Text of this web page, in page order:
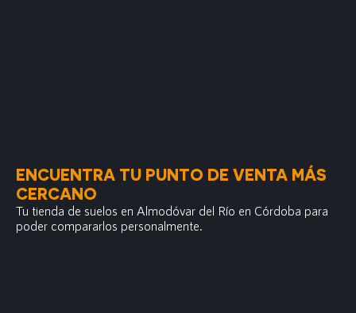
ENCUENTRA TU PUNTO DE VENTA MÁS
CERCANO
Tu tienda de suelos en Almodóvar del Río en Córdoba para
poder compararlos personalmente.